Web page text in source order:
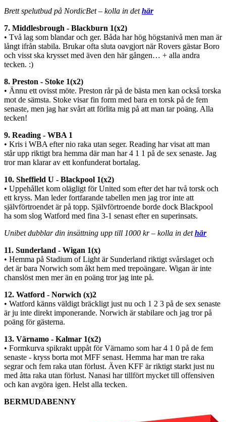
Brett spelutbud på NordicBet – kolla in dethär
7. Middlesbrough - Blackburn 1(x2)
• Två lag som blandar och ger. Båda har hög högstanivå men man är
långt ifrån stabila. Brukar ofta sluta oavgjort när Rovers gästar Boro
och visst ska krysset med även den här gången… + alla andra
tecken. :)
8. Preston - Stoke 1(x2)
• Ännu ett ovisst möte. Preston rår på de bästa men kan också torska
mot de sämsta. Stoke visar fin form med bara en torsk på de fem
senaste, men jag har svårt att förlita mig på att man tar poäng. Alla
tecken!
9. Reading - WBA 1
• Kris i WBA efter nio raka utan seger. Reading har visat att man
står upp riktigt bra hemma där man har 4 1 1 på de sex senaste. Jag
tror man klarar av ett konfunderat bortalag.
10. Sheffield U - Blackpool 1(x2)
• Uppehållet kom olägligt för United som efter det har två torsk och
ett kryss. Man leder fortfarande tabellen men jag tror inte att
självförtroendet är på topp. Självförtroende borde dock Blackpool
ha som slog Watford med fina 3-1 senast efter en superinsats.
Unibet dubblar din insättning upp till 1000 kr – kolla in dethär
11. Sunderland - Wigan 1(x)
• Hemma på Stadium of Light är Sunderland riktigt svårslaget och
det är bara Norwich som åkt hem med trepoängare. Wigan är inte
chanslöst men mer än en poäng tror jag inte på.
12. Watford - Norwich (x)2
• Watford känns väldigt bräckligt just nu och 1 2 3 på de sex senaste
är ju inte direkt imponerande. Norwich är stabilare och jag tror på
poäng för gästerna.
13. Värnamo - Kalmar 1(x2)
• Formkurva spikrakt uppåt för Värnamo som har 4 1 0 på de fem
senaste - kryss borta mot MFF senast. Hemma har man tre raka
segrar och fem raka utan förlust. Även KFF är riktigt starkt just nu
med åtta raka utan förlust. Nanasi har tillfört mycket till offensiven
och kan avgöra igen. Helst alla tecken.
BERMUDABENNY